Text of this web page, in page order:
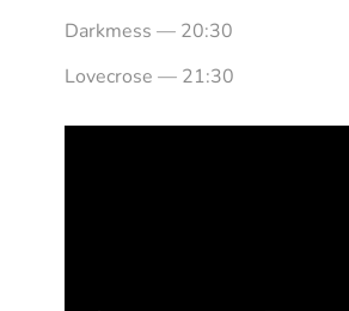
Darkmess — 20:30
Lovecrose — 21:30